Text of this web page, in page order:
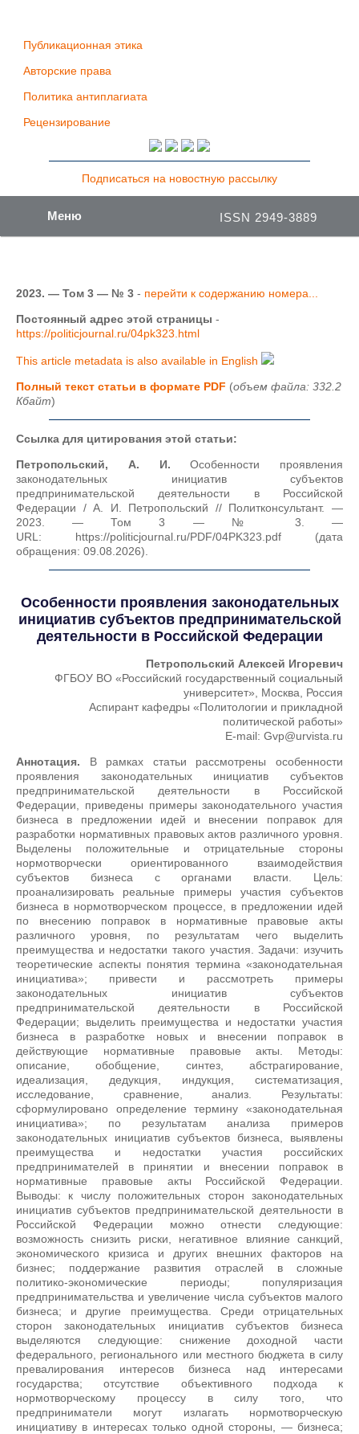
Публикационная этика
Авторские права
Политика антиплагиата
Рецензирование
Подписаться на новостную рассылку
ISSN 2949-3889
Меню
2023. — Том 3 — № 3 - перейти к содержанию номера...
Постоянный адрес этой страницы -
https://politicjournal.ru/04pk323.html
This article metadata is also available in English
Полный текст статьи в формате PDF (объем файла: 332.2
Кбайт)
Ссылка для цитирования этой статьи:
Петропольский, А. И. Особенности проявления
законодательных инициатив субъектов
предпринимательской деятельности в Российской
Федерации / А. И. Петропольский // Политконсультант. —
2023. — Том 3 — № 3. —
URL: https://politicjournal.ru/PDF/04PK323.pdf (дата
обращения: 09.08.2026).
Особенности проявления законодательных
инициатив субъектов предпринимательской
деятельности в Российской Федерации
Петропольский Алексей Игоревич
ФГБОУ ВО «Российский государственный социальный
университет», Москва, Россия
Аспирант кафедры «Политологии и прикладной
политической работы»
Е-mail: Gvp@urvista.ru
Аннотация. В рамках статьи рассмотрены особенности
проявления законодательных инициатив субъектов
предпринимательской деятельности в Российской
Федерации, приведены примеры законодательного участия
бизнеса в предложении идей и внесении поправок для
разработки нормативных правовых актов различного уровня.
Выделены положительные и отрицательные стороны
нормотворчески ориентированного взаимодействия
субъектов бизнеса с органами власти. Цель:
проанализировать реальные примеры участия субъектов
бизнеса в нормотворческом процессе, в предложении идей
по внесению поправок в нормативные правовые акты
различного уровня, по результатам чего выделить
преимущества и недостатки такого участия. Задачи: изучить
теоретические аспекты понятия термина «законодательная
инициатива»; привести и рассмотреть примеры
законодательных инициатив субъектов
предпринимательской деятельности в Российской
Федерации; выделить преимущества и недостатки участия
бизнеса в разработке новых и внесении поправок в
действующие нормативные правовые акты. Методы:
описание, обобщение, синтез, абстрагирование,
идеализация, дедукция, индукция, систематизация,
исследование, сравнение, анализ. Результаты:
сформулировано определение термину «законодательная
инициатива»; по результатам анализа примеров
законодательных инициатив субъектов бизнеса, выявлены
преимущества и недостатки участия российских
предпринимателей в принятии и внесении поправок в
нормативные правовые акты Российской Федерации.
Выводы: к числу положительных сторон законодательных
инициатив субъектов предпринимательской деятельности в
Российской Федерации можно отнести следующие:
возможность снизить риски, негативное влияние санкций,
экономического кризиса и других внешних факторов на
бизнес; поддержание развития отраслей в сложные
политико-экономические периоды; популяризация
предпринимательства и увеличение числа субъектов малого
бизнеса; и другие преимущества. Среди отрицательных
сторон законодательных инициатив субъектов бизнеса
выделяются следующие: снижение доходной части
федерального, регионального или местного бюджета в силу
превалирования интересов бизнеса над интересами
государства; отсутствие объективного подхода к
нормотворческому процессу в силу того, что
предприниматели могут излагать нормотворческую
инициативу в интересах только одной стороны, — бизнеса;